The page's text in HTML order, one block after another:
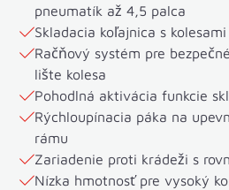
pneumatík až 4,5 palca
Skladacia koľajnica s
Račňový systém pre
lište kolesa
Pohodlná aktivácia funkcie
Rýchloupínacia páka na
rámu
Zariadenie proti krádeži s
Nízka hmotnosť pre vysoký